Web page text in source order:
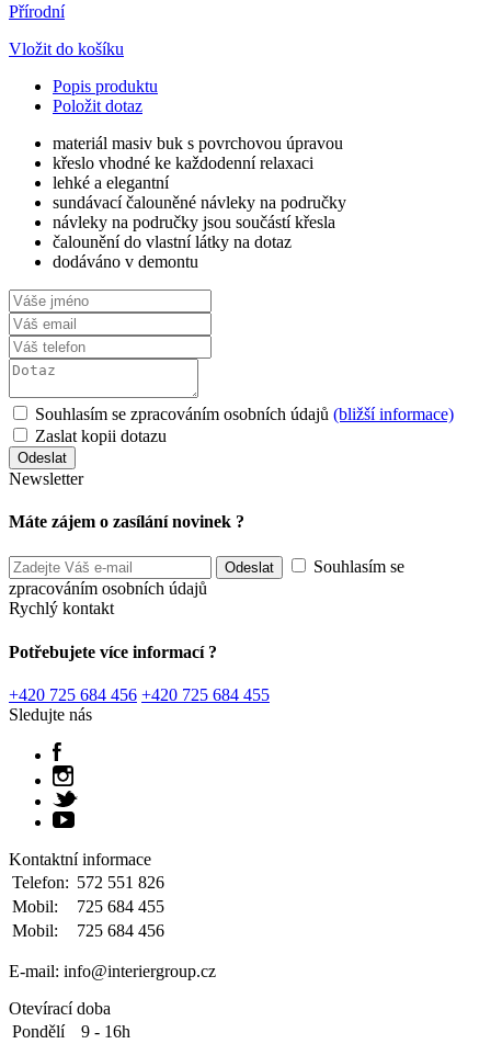
Přírodní
Vložit do košíku
Popis produktu
Položit dotaz
materiál masiv buk s povrchovou úpravou
křeslo vhodné ke každodenní relaxaci
lehké a elegantní
sundávací čalouněné návleky na područky
návleky na područky jsou součástí křesla
čalounění do vlastní látky na dotaz
dodáváno v demontu
Souhlasím se zpracováním osobních údajů (bližší informace)
Zaslat kopii dotazu
Newsletter
Máte zájem o zasílání novinek ?
Souhlasím se
zpracováním osobních údajů
Rychlý kontakt
Potřebujete více informací ?
+420 725 684 456 +420 725 684 455
Sledujte nás
Kontaktní informace
Telefon: 572 551 826
Mobil:
725 684 455
Mobil:
725 684 456
E-mail: info@interiergroup.cz
Otevírací doba
Pondělí
9 - 16h